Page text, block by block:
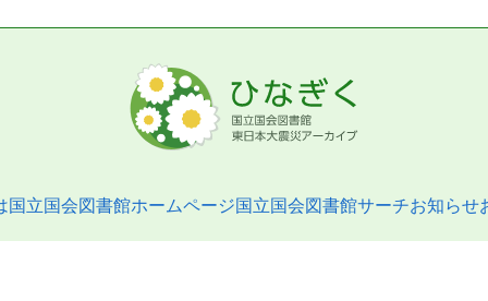
国立国会図書館ホームページ国立国会図書館サーチお知らせ